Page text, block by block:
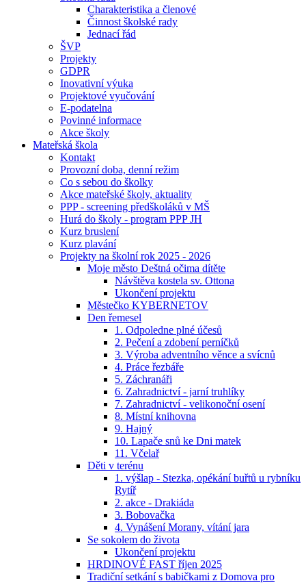
Charakteristika a členové
Činnost školské rady
Jednací řád
ŠVP
Projekty
GDPR
Inovativní výuka
Projektové vyučování
E-podatelna
Povinné informace
Akce školy
Mateřská škola
Kontakt
Provozní doba, denní režim
Co s sebou do školky
Akce mateřské školy, aktuality
PPP - screening předškoláků v MŠ
Hurá do školy - program PPP JH
Kurz bruslení
Kurz plavání
Projekty na školní rok 2025 - 2026
Moje město Deštná očima dítěte
Návštěva kostela sv. Ottona
Ukončení projektu
Městečko KYBERNETOV
Den řemesel
1. Odpoledne plné účesů
2. Pečení a zdobení perníčků
3. Výroba adventního věnce a svícnů
4. Práce řezbáře
5. Záchranáři
6. Zahradnictví - jarní truhlíky
7. Zahradnictví - velikonoční osení
8. Místní knihovna
9. Hajný
10. Lapače snů ke Dni matek
11. Včelař
Děti v terénu
1. výšlap - Stezka, opékání buřtů u rybníku
Rytíř
2. akce - Drakiáda
3. Bobovačka
4. Vynášení Morany, vítání jara
Se sokolem do života
Ukončení projektu
HRDINOVÉ FAST říjen 2025
Tradiční setkání s babičkami z Domova pro